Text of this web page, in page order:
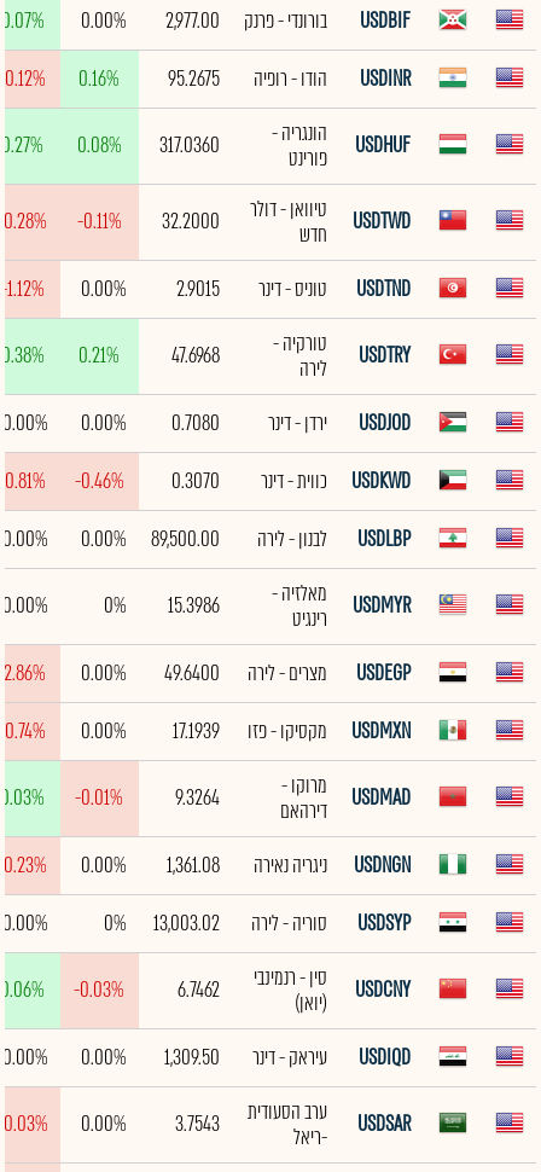
USDBIF בורונדי - פרנק 2,977.00
0.00%
0.07%
USDINR
הודו - רופיה 95.2675
0.16%
-0.12%
USDHUF
הונגריה -
פורינט
317.0360
0.08%
0.27%
USDTWD
טיוואן - דולר
חדש
32.2000
-0.11%
USDTND טוניס - דינר 2.9015
0.00%
-1.12%
USDTRY
טורקיה -
לירה
47.6968
0.21%
0.38%
USDJOD ירדן - דינר 0.7080
0.00%
0.00%
USDKWD
כווית - דינר 0.3070
-0.46%
-0.81%
USDLBP
לבנון - לירה 89,500.00
0.00%
0.00%
USDMYR
מאלזיה -
רינגיט
15.3986
0%
0.00%
USDEGP מצרים - לירה 49.6400
0.00%
-2.86%
USDMXN
מקסיקו - פזו 17.1939
0.00%
-0.74%
USDMAD
מרוקו -
דירהאם
9.3264
-0.01%
0.03%
USDNGN ניגריה נאירה 1,361.08
0.00%
USDSYP
סוריה - לירה 13,003.02
0%
0.00%
USDCNY
סין - רנמינבי
(יואן)
6.7462
-0.03%
0.06%
USDIQD עיראק - דינר 1,309.50
0.00%
0.00%
USDSAR
ערב הסעודית
-ריאל
3.7543
0.00%